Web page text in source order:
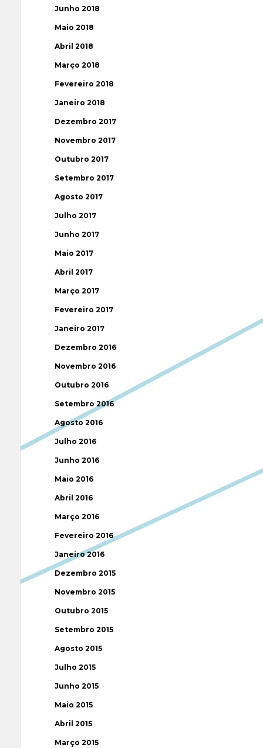
Junho 2018
Maio 2018
Abril 2018
Março 2018
Fevereiro 2018
Janeiro 2018
Dezembro 2017
Novembro 2017
Outubro 2017
Setembro 2017
Agosto 2017
Julho 2017
Junho 2017
Maio 2017
Abril 2017
Março 2017
Fevereiro 2017
Janeiro 2017
Dezembro 2016
Novembro 2016
Outubro 2016
Setembro 2016
Agosto 2016
Julho 2016
Junho 2016
Maio 2016
Abril 2016
Março 2016
Fevereiro 2016
Janeiro 2016
Dezembro 2015
Novembro 2015
Outubro 2015
Setembro 2015
Agosto 2015
Julho 2015
Junho 2015
Maio 2015
Abril 2015
Março 2015